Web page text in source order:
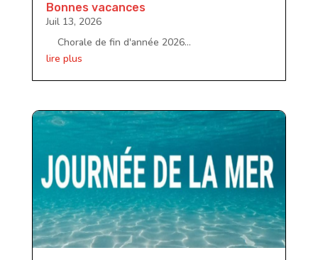
Bonnes vacances
Juil 13, 2026
Chorale de fin d'année 2026...
lire plus